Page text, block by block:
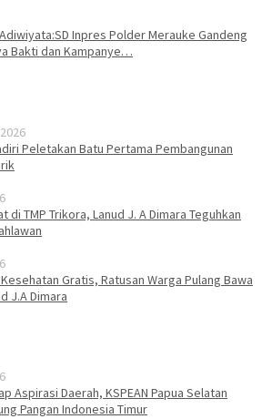
Inpres Polder Merauke Gandeng
Bakti dan Kampanye…
Peletakan Batu Pertama Pembangunan
di TMP Trikora, Lanud J. A Dimara Teguhkan
Gratis, Ratusan Warga Pulang Bawa
J.A Dimara
Aspirasi Daerah, KSPEAN Papua Selatan
Pangan Indonesia Timur